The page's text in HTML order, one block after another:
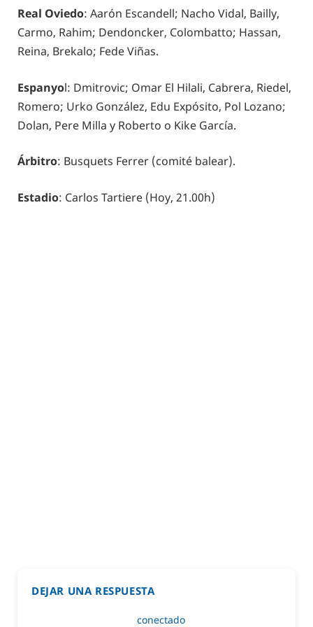
Real Oviedo: Aarón Escandell; Nacho Vidal, Bailly,
Carmo, Rahim; Dendoncker, Colombatto; Hassan,
Reina, Brekalo; Fede Viñas.
Espanyol: Dmitrovic; Omar El Hilali, Cabrera, Riedel,
Romero; Urko González, Edu Expósito, Pol Lozano;
Dolan, Pere Milla y Roberto o Kike García.
Árbitro: Busquets Ferrer (comité balear).
Estadio: Carlos Tartiere (Hoy, 21.00h)
DEJAR UNA RESPUESTA
conectado